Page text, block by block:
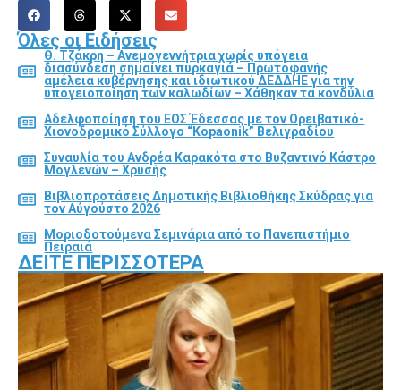
Όλες οι Ειδήσεις
Θ. Τζάκρη – Ανεμογεννήτρια χωρίς υπόγεια
διασύνδεση σημαίνει πυρκαγιά – Πρωτοφανής
αμέλεια κυβέρνησης και ιδιωτικού ΔΕΔΔΗΕ για την
υπογειοποίηση των καλωδίων – Χάθηκαν τα κονδύλια
Αδελφοποίηση του ΕΟΣ Έδεσσας με τον Ορειβατικό-
Χιονοδρομικό Σύλλογο “Kopaonik” Βελιγραδίου
Συναυλία του Ανδρέα Καρακότα στο Βυζαντινό Κάστρο
Μογλενών – Χρυσής
Βιβλιοπροτάσεις Δημοτικής Βιβλιοθήκης Σκύδρας για
τον Αύγούστο 2026
Μοριοδοτούμενα Σεμινάρια από το Πανεπιστήμιο
Πειραιά
ΔΕΊΤΕ ΠΕΡΙΣΣΌΤΕΡΑ